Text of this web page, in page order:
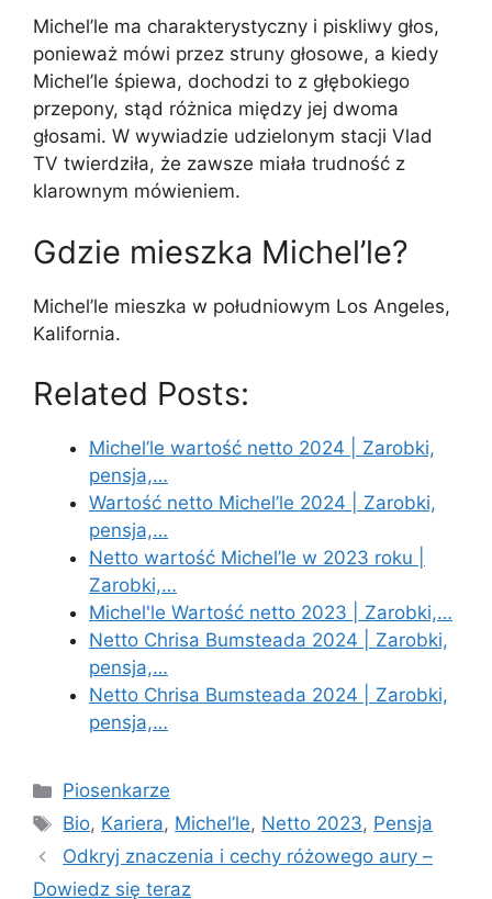
Michel’le ma charakterystyczny i piskliwy głos,
ponieważ mówi przez struny głosowe, a kiedy
Michel’le śpiewa, dochodzi to z głębokiego
przepony, stąd różnica między jej dwoma
głosami. W wywiadzie udzielonym stacji Vlad
TV twierdziła, że zawsze miała trudność z
klarownym mówieniem.
Gdzie mieszka Michel’le?
Michel’le mieszka w południowym Los Angeles,
Kalifornia.
Related Posts:
Michel’le wartość netto 2024 | Zarobki,
pensja,…
Wartość netto Michel’le 2024 | Zarobki,
pensja,…
Netto wartość Michel’le w 2023 roku |
Zarobki,…
Michel'le Wartość netto 2023 | Zarobki,…
Netto Chrisa Bumsteada 2024 | Zarobki,
pensja,…
Netto Chrisa Bumsteada 2024 | Zarobki,
pensja,…
Categories
Piosenkarze
Tags
Bio, Kariera, Michel’le, Netto 2023, Pensja
Odkryj znaczenia i cechy różowego aury –
Dowiedz się teraz